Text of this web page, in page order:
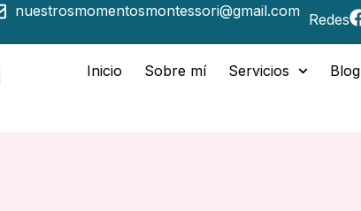
nuestrosmomentosmontessori@gmail.com Redes
Inicio Sobre mí Servicios Blog